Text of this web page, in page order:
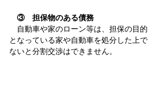
③　担保物のある債務
自動車や家のローン等は、担保の目的
となっている家や自動車を処分した上で
ないと分割交渉はできません。